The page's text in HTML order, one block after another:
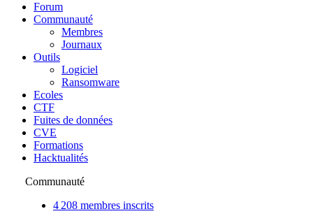
Forum
Communauté
Membres
Journaux
Outils
Logiciel
Ransomware
Ecoles
CTF
Fuites de données
CVE
Formations
Hacktualités
Communauté
4 208 membres inscrits